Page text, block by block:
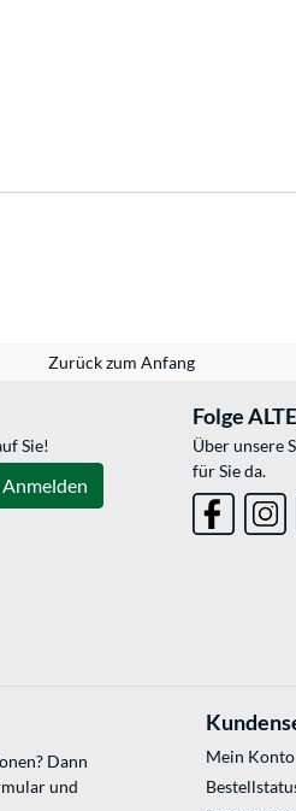
Zurück zum Anfang
Sie!
Anmelden
Folge
Über unsere
für Sie da.
Dann
und
Mein Konto